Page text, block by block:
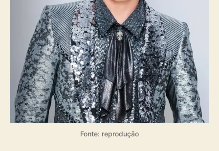
n
u
n
c
i
a
p
a
u
s
a
n
Fonte: reprodução